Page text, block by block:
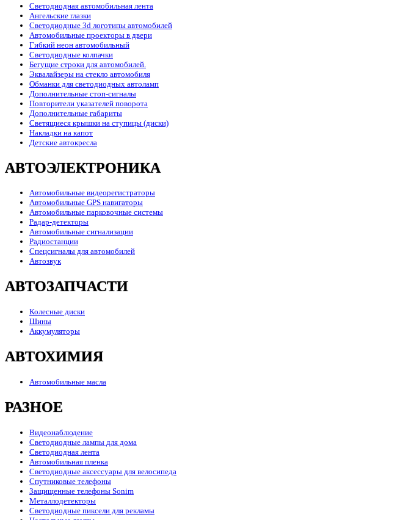
Светодиодная автомобильная лента
Ангельские глазки
Светодиодные 3d логотипы автомобилей
Автомобильные проекторы в двери
Гибкий неон автомобильный
Светодиодные колпачки
Бегущие строки для автомобилей.
Эквалайзеры на стекло автомобиля
Обманки для светодиодных автоламп
Дополнительные стоп-сигналы
Повторители указателей поворота
Дополнительные габариты
Светящиеся крышки на ступицы (диски)
Накладки на капот
Детские автокресла
АВТОЭЛЕКТРОНИКА
Автомобильные видеорегистраторы
Автомобильные GPS навигаторы
Автомобильные парковочные системы
Радар-детекторы
Автомобильные сигнализации
Радиостанции
Спецсигналы для автомобилей
Автозвук
АВТОЗАПЧАСТИ
Колесные диски
Шины
Аккумуляторы
АВТОХИМИЯ
Автомобильные масла
РАЗНОЕ
Видеонаблюдение
Светодиодные лампы для дома
Светодиодная лента
Автомобильная пленка
Светодиодные аксессуары для велосипеда
Спутниковые телефоны
Защищенные телефоны Sonim
Металлодетекторы
Светодиодные пиксели для рекламы